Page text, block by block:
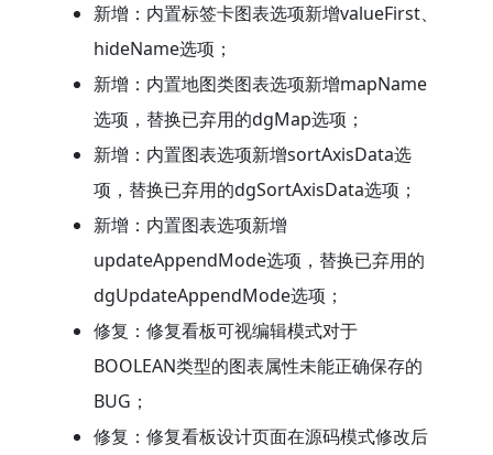
新增：内置标签卡图表选项新增valueFirst、
hideName选项；
新增：内置地图类图表选项新增mapName
选项，替换已弃用的dgMap选项；
新增：内置图表选项新增sortAxisData选
项，替换已弃用的dgSortAxisData选项；
新增：内置图表选项新增
updateAppendMode选项，替换已弃用的
dgUpdateAppendMode选项；
修复：修复看板可视编辑模式对于
BOOLEAN类型的图表属性未能正确保存的
BUG；
修复：修复看板设计页面在源码模式修改后